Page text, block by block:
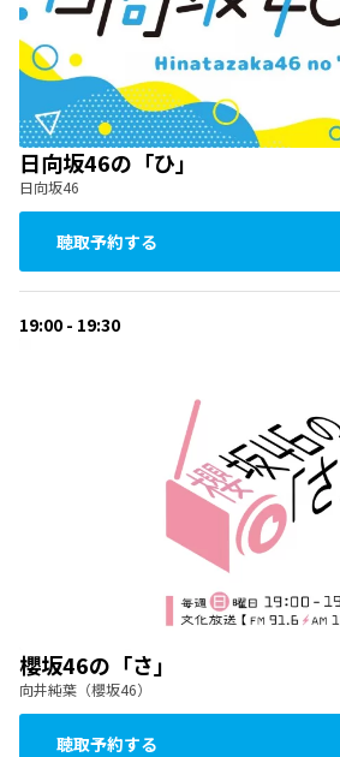
日向坂46の「ひ」
日向坂46
聴取予約する
19:00 - 19:30
櫻坂46の「さ」
向井純葉（櫻坂46）
聴取予約する